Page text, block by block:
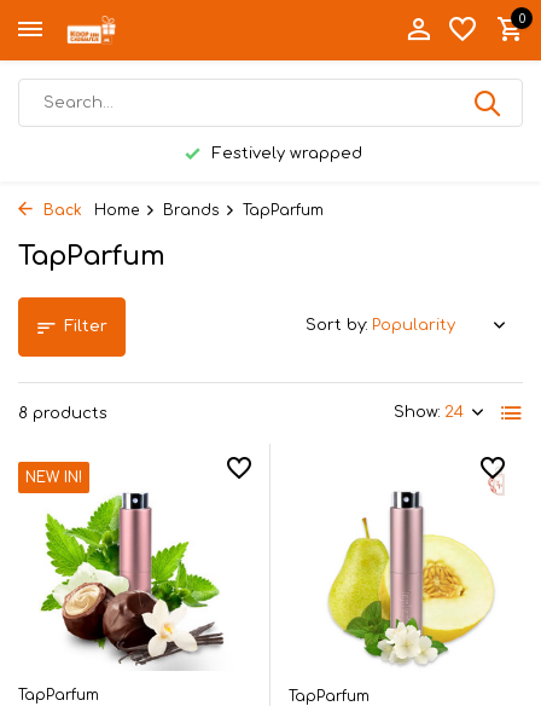
0
Festively wrapped
Back Home Brands TapParfum
TapParfum
Filter
8 products Show:
Sort by:
NEW IN!
TapParfum
TapParfum